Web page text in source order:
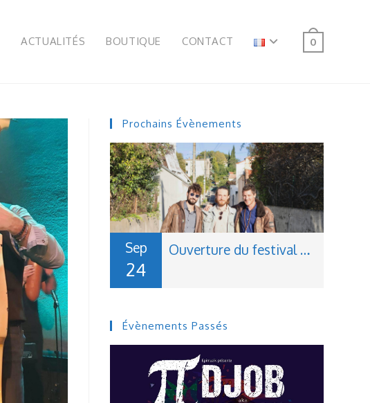
ACTUALITÉS BOUTIQUE CONTACT 0
Prochains Évènements
Sep
24
Ouverture du festival La Fabrique du Jazz à Montauban
Évènements Passés